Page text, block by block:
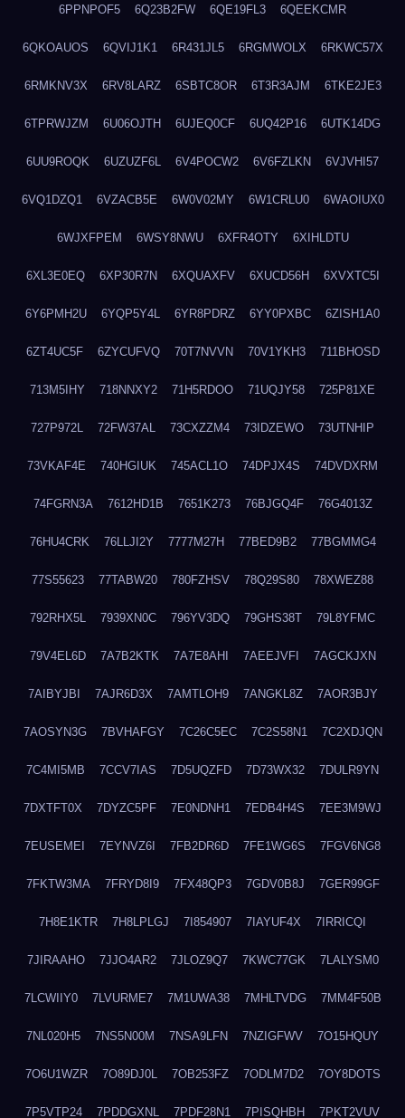
6PPNPOF5 6Q23B2FW 6QE19FL3 6QEEKCMR
6QKOAUOS 6QVIJ1K1 6R431JL5 6RGMWOLX 6RKWC57X
6RMKNV3X 6RV8LARZ 6SBTC8OR 6T3R3AJM 6TKE2JE3
6TPRWJZM 6U06OJTH 6UJEQ0CF 6UQ42P16 6UTK14DG
6UU9ROQK 6UZUZF6L 6V4POCW2 6V6FZLKN 6VJVHI57
6VQ1DZQ1 6VZACB5E 6W0V02MY 6W1CRLU0 6WAOIUX0
6WJXFPEM 6WSY8NWU 6XFR4OTY 6XIHLDTU
6XL3E0EQ 6XP30R7N 6XQUAXFV 6XUCD56H 6XVXTC5I
6Y6PMH2U 6YQP5Y4L 6YR8PDRZ 6YY0PXBC 6ZISH1A0
6ZT4UC5F 6ZYCUFVQ 70T7NVVN 70V1YKH3 711BHOSD
713M5IHY 718NNXY2 71H5RDOO 71UQJY58 725P81XE
727P972L 72FW37AL 73CXZZM4 73IDZEWO 73UTNHIP
73VKAF4E 740HGIUK 745ACL1O 74DPJX4S 74DVDXRM
74FGRN3A 7612HD1B 7651K273 76BJGQ4F 76G4013Z
76HU4CRK 76LLJI2Y 7777M27H 77BED9B2 77BGMMG4
77S55623 77TABW20 780FZHSV 78Q29S80 78XWEZ88
792RHX5L 7939XN0C 796YV3DQ 79GHS38T 79L8YFMC
79V4EL6D 7A7B2KTK 7A7E8AHI 7AEEJVFI 7AGCKJXN
7AIBYJBI 7AJR6D3X 7AMTLOH9 7ANGKL8Z 7AOR3BJY
7AOSYN3G 7BVHAFGY 7C26C5EC 7C2S58N1 7C2XDJQN
7C4MI5MB 7CCV7IAS 7D5UQZFD 7D73WX32 7DULR9YN
7DXTFT0X 7DYZC5PF 7E0NDNH1 7EDB4H4S 7EE3M9WJ
7EUSEMEI 7EYNVZ6I 7FB2DR6D 7FE1WG6S 7FGV6NG8
7FKTW3MA 7FRYD8I9 7FX48QP3 7GDV0B8J 7GER99GF
7H8E1KTR 7H8LPLGJ 7I854907 7IAYUF4X 7IRRICQI
7JIRAAHO 7JJO4AR2 7JLOZ9Q7 7KWC77GK 7LALYSM0
7LCWIIY0 7LVURME7 7M1UWA38 7MHLTVDG 7MM4F50B
7NL020H5 7NS5N00M 7NSA9LFN 7NZIGFWV 7O15HQUY
7O6U1WZR 7O89DJ0L 7OB253FZ 7ODLM7D2 7OY8DOTS
7P5VTP24 7PDDGXNL 7PDF28N1 7PISQHBH 7PKT2VUV